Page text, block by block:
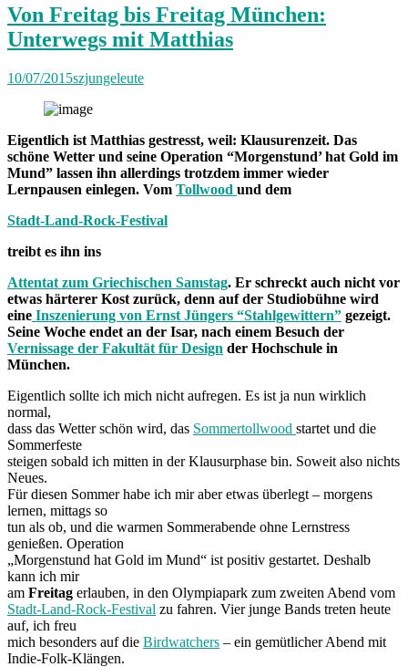
Von Freitag bis Freitag München:
Unterwegs mit Matthias
10/07/2015szjungeleute
Eigentlich ist Matthias gestresst, weil: Klausurenzeit. Das
schöne Wetter und seine Operation “Morgenstund’ hat Gold im
Mund” lassen ihn allerdings trotzdem immer wieder
Lernpausen einlegen. Vom Tollwood und dem
Stadt-Land-Rock-Festival
treibt es ihn ins
Attentat zum Griechischen Samstag. Er schreckt auch nicht vor
etwas härterer Kost zurück, denn auf der Studiobühne wird
eine Inszenierung von Ernst Jüngers “Stahlgewittern” gezeigt.
Seine Woche endet an der Isar, nach einem Besuch der
Vernissage der Fakultät für Design der Hochschule in
München.
Eigentlich sollte ich mich nicht aufregen. Es ist ja nun wirklich
normal,
dass das Wetter schön wird, das Sommertollwood startet und die
Sommerfeste
steigen sobald ich mitten in der Klausurphase bin. Soweit also nichts
Neues.
Für diesen Sommer habe ich mir aber etwas überlegt – morgens
lernen, mittags so
tun als ob, und die warmen Sommerabende ohne Lernstress
genießen. Operation
„Morgenstund hat Gold im Mund“ ist positiv gestartet. Deshalb
kann ich mir
am Freitag erlauben, in den Olympiapark zum zweiten Abend vom
Stadt-Land-Rock-Festival zu fahren. Vier junge Bands treten heute
auf, ich freu
mich besonders auf die Birdwatchers – ein gemütlicher Abend mit
Indie-Folk-Klängen.